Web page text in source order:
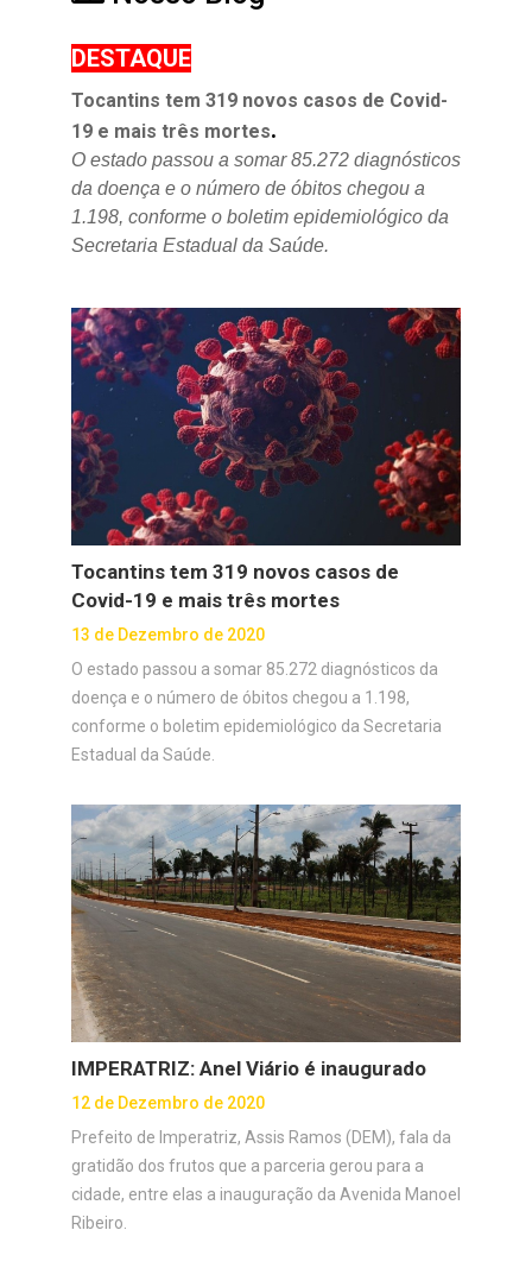
DESTAQUE
Tocantins tem 319 novos casos de Covid-
19 e mais três mortes.
O estado passou a somar 85.272 diagnósticos
da doença e o número de óbitos chegou a
1.198, conforme o boletim epidemiológico da
Secretaria Estadual da Saúde.
Tocantins tem 319 novos casos de
Covid-19 e mais três mortes
13 de Dezembro de 2020
O estado passou a somar 85.272 diagnósticos da
doença e o número de óbitos chegou a 1.198,
conforme o boletim epidemiológico da Secretaria
Estadual da Saúde.
IMPERATRIZ: Anel Viário é inaugurado
12 de Dezembro de 2020
Prefeito de Imperatriz, Assis Ramos (DEM), fala da
gratidão dos frutos que a parceria gerou para a
cidade, entre elas a inauguração da Avenida Manoel
Ribeiro.